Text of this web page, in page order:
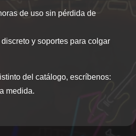
de uso sin pérdida de
y soportes para colgar
del catálogo, escríbenos:
medida.